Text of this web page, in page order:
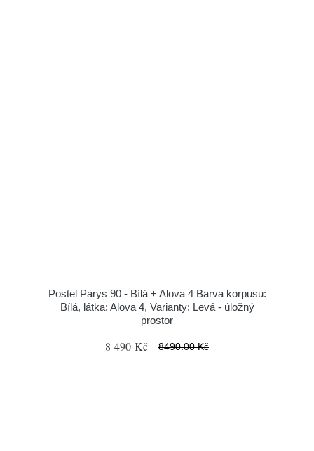
Postel Parys 90 - Bílá + Alova 4 Barva korpusu:
Bílá, látka: Alova 4, Varianty: Levá - úložný
prostor
8 490 Kč 8490.00 Kč